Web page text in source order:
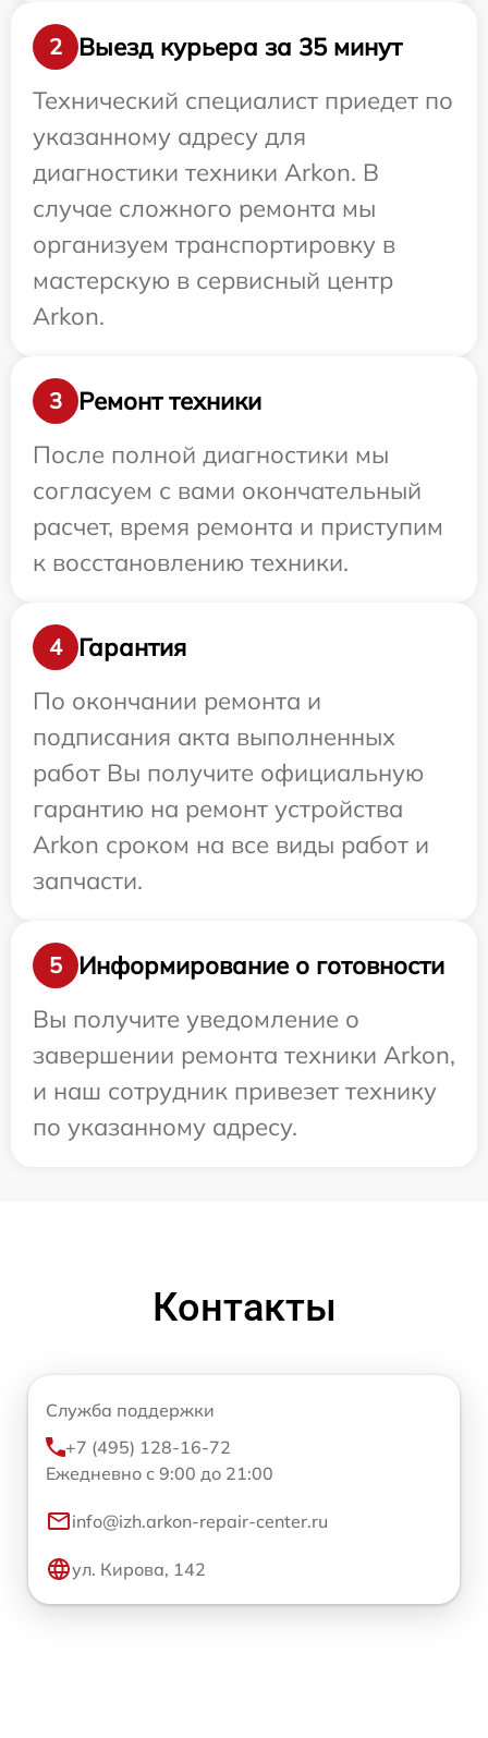
2
Выезд курьера за 35 минут
Технический специалист приедет по
указанному адресу для
диагностики техники Arkon. В
случае сложного ремонта мы
организуем транспортировку в
мастерскую в сервисный центр
Arkon.
3
Ремонт техники
После полной диагностики мы
согласуем с вами окончательный
расчет, время ремонта и приступим
к восстановлению техники.
4
Гарантия
По окончании ремонта и
подписания акта выполненных
работ Вы получите официальную
гарантию на ремонт устройства
Arkon сроком на все виды работ и
запчасти.
5
Информирование о готовности
Вы получите уведомление о
завершении ремонта техники Arkon,
и наш сотрудник привезет технику
по указанному адресу.
Контакты
Служба поддержки
+7 (495) 128-16-72
Ежедневно с 9:00 до 21:00
info@izh.arkon-repair-center.ru
ул. Кирова, 142